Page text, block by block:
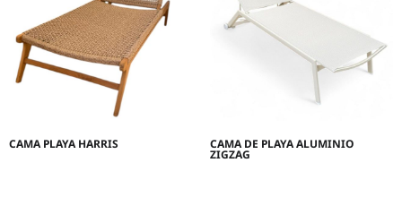
CAMA PLAYA HARRIS CAMA DE PLAYA ALUMINIO
ZIGZAG